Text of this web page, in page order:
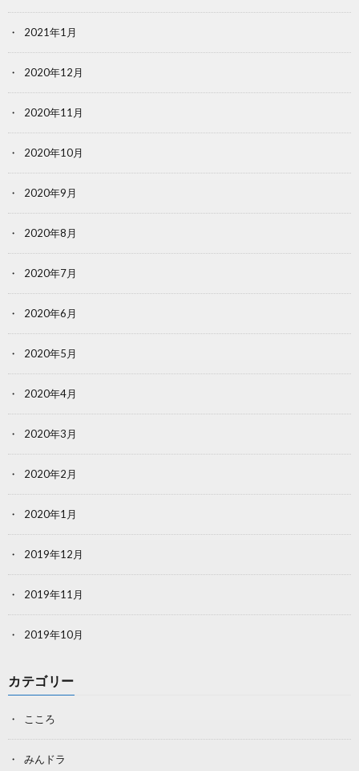
2021年1月
2020年12月
2020年11月
2020年10月
2020年9月
2020年8月
2020年7月
2020年6月
2020年5月
2020年4月
2020年3月
2020年2月
2020年1月
2019年12月
2019年11月
2019年10月
カテゴリー
こころ
みんドラ